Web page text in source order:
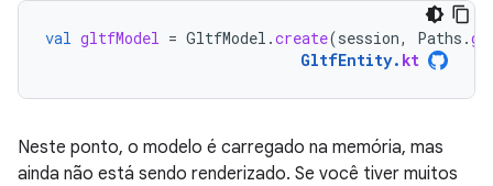
val gltfModel = GltfModel .create(session, Paths .
GltfEntity. kt
Neste ponto, o modelo é carregado na memória, mas
ainda não está sendo renderizado. Se você tiver muitos